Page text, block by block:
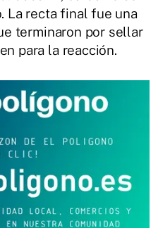
La recta final fue una
terminaron por sellar
para la reacción.